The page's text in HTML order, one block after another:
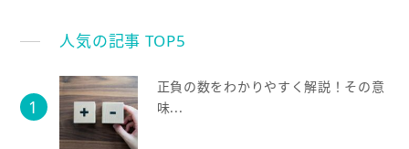
人気の記事 TOP5
正負の数をわかりやすく解説！その意
味...